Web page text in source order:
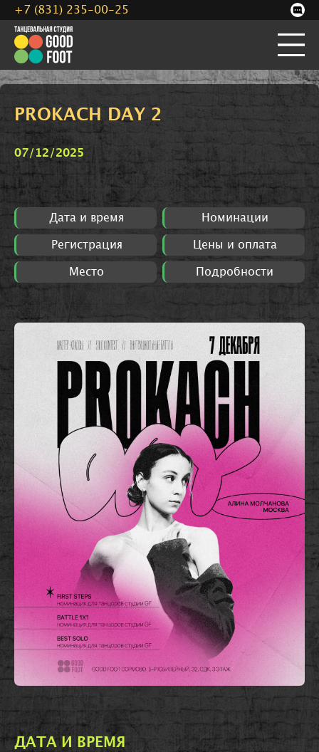
PROKACH DAY 2
07/12/2025
Дата и время Номинации
Регистрация Цены и оплата
Место Подробности
ДАТА И ВРЕМЯ
+7 (831) 235-00-25